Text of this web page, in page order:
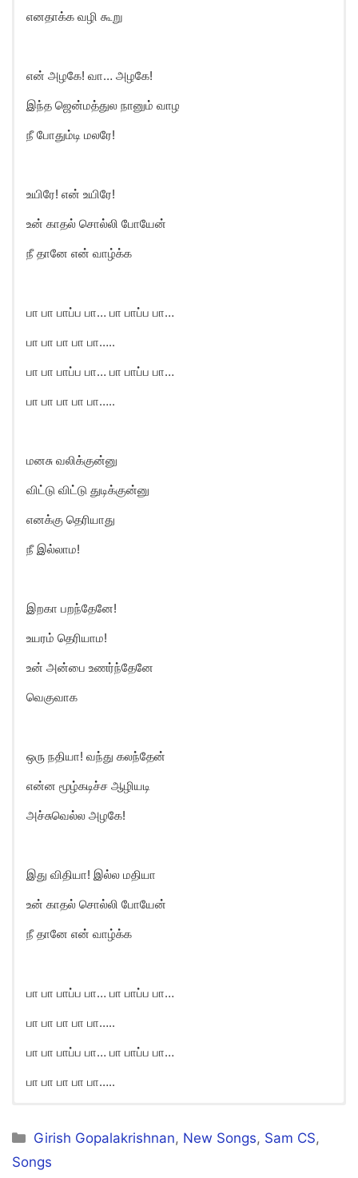
எனதாக்க வழி கூறு
என் அழகே! வா… அழகே!
இந்த ஜென்மத்துல நானும் வாழ
நீ போதும்டி மலரே!
உயிரே! என் உயிரே!
உன் காதல் சொல்லி போயேன்
நீ தானே என் வாழ்க்க
பா பா பாப்ப பா… பா பாப்ப பா…
பா பா பா பா பா…..
பா பா பாப்ப பா… பா பாப்ப பா…
பா பா பா பா பா…..
மனசு வலிக்குன்னு
விட்டு விட்டு துடிக்குன்னு
எனக்கு தெரியாது
நீ இல்லாம!
இறகா பறந்தேனே!
உயரம் தெரியாம!
உன் அன்பை உணர்ந்தேனே
வெகுவாக
ஒரு நதியா! வந்து கலந்தேன்
என்ன மூழ்கடிச்ச ஆழியடி
அச்சுவெல்ல அழகே!
இது விதியா! இல்ல மதியா
உன் காதல் சொல்லி போயேன்
நீ தானே என் வாழ்க்க
பா பா பாப்ப பா… பா பாப்ப பா…
பா பா பா பா பா…..
பா பா பாப்ப பா… பா பாப்ப பா…
பா பா பா பா பா…..
English
Pa pa pappa pa pa pappa pa
Categories
Girish Gopalakrishnan, New Songs, Sam CS,
Songs